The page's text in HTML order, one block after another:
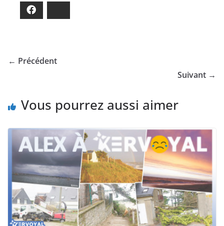
← Précédent
Suivant →
Vous pourrez aussi aimer